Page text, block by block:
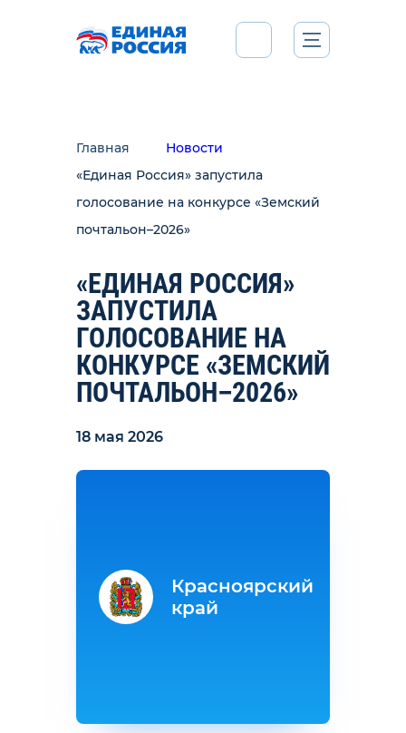
Главная
Новости
«Единая Россия» запустила
голосование на конкурсе «Земский
почтальон–2026»
«ЕДИНАЯ РОССИЯ»
ЗАПУСТИЛА
ГОЛОСОВАНИЕ НА
КОНКУРСЕ «ЗЕМСКИЙ
ПОЧТАЛЬОН–2026»
18 мая 2026
Красноярский
край